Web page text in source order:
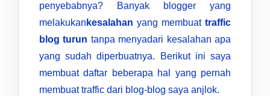
penyebabnya? Banyak blogger yang
melakukan kesalahan yang membuat traffic
blog turun tanpa menyadari kesalahan apa
yang sudah diperbuatnya. Berikut ini saya
membuat daftar beberapa hal yang pernah
membuat traffic dari blog-blog saya anjlok.